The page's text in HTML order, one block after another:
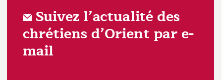
Suivez l’actualité des
chrétiens d’Orient par e-
mail